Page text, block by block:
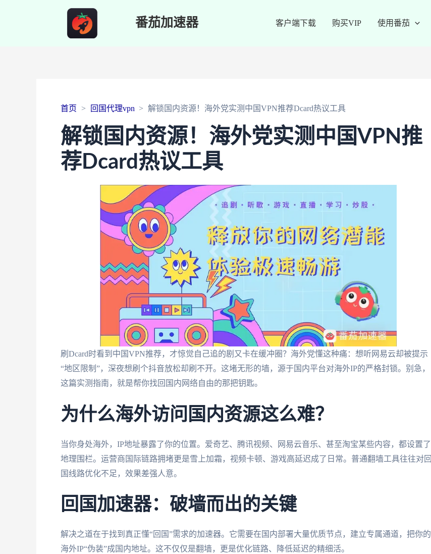
番茄加速器 客户端下载 购买VIP 使用番茄
首页 回国代理vpn 解锁国内资源！海外党实测中国VPN推荐Dcard热议工具
解锁国内资源！海外党实测中国VPN推
荐Dcard热议工具
刷Dcard时看到中国VPN推荐，才惊觉自己追的剧又卡在缓冲圈？海外党懂这种痛：想听网易云却被提示
“地区限制”，深夜想刷个抖音放松却刷不开。这堵无形的墙，源于国内平台对海外IP的严格封锁。别急，
这篇实测指南，就是帮你找回国内网络自由的那把钥匙。
为什么海外访问国内资源这么难？
当你身处海外，IP地址暴露了你的位置。爱奇艺、腾讯视频、网易云音乐、甚至淘宝某些内容，都设置了
地理围栏。运营商国际链路拥堵更是雪上加霜，视频卡顿、游戏高延迟成了日常。普通翻墙工具往往对回
国线路优化不足，效果差强人意。
回国加速器：破墙而出的关键
解决之道在于找到真正懂“回国”需求的加速器。它需要在国内部署大量优质节点，建立专属通道，把你的
海外IP“伪装”成国内地址。这不仅仅是翻墙，更是优化链路、降低延迟的精细活。